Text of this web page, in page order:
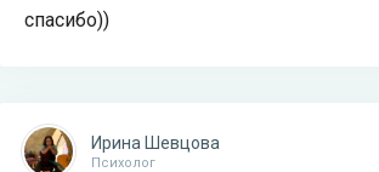
спасибо))
Ирина Шевцова
Психолог